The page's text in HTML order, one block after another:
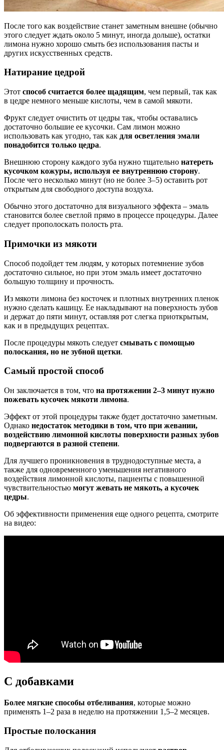
После того как воздействие станет заметным внешне (обычно
этого следует ждать около 5 минут, иногда дольше), остатки
лимона нужно хорошо смыть без использования пасты и
других искусственных средств.
Натирание цедрой
Этот способ считается более щадящим, чем первый, так как
в цедре немного меньше кислоты, чем в самой мякоти.
Фрукт следует очистить от цедры так, чтобы оставались
достаточно большие ее кусочки. Сам лимон можно
использовать как угодно, так как для осветления эмали
понадобится только цедра.
Внешнюю сторону каждого зуба нужно тщательно натереть
кусочком кожуры, используя ее внутреннюю сторону.
После чего несколько минут (но не более 3–5) оставить рот
открытым для свободного доступа воздуха.
Обычно этого достаточно для визуального эффекта – эмаль
становится более светлой прямо в процессе процедуры. Далее
следует прополоскать полость рта.
Примочки из мякоти
Способ подойдет тем людям, у которых потемнение зубов
достаточно сильное, но при этом эмаль имеет достаточно
большую толщину и прочность.
Из мякоти лимона без косточек и плотных внутренних пленок
нужно сделать кашицу. Ее накладывают на поверхность зубов
и держат до пяти минут, оставляя рот слегка приоткрытым,
как и в предыдущих рецептах.
После процедуры мякоть следует смывать с помощью
полоскания, но не зубной щетки.
Самый простой способ
Он заключается в том, что на протяжении 2–3 минут нужно
пожевать кусочек мякоти лимона.
Эффект от этой процедуры также будет достаточно заметным.
Однако недостаток методики в том, что при жевании,
воздействию лимонной кислоты поверхности разных зубов
подвергаются в разной степени.
Для лучшего проникновения в труднодоступные места, а
также для одновременного уменьшения негативного
воздействия лимонной кислоты, пациенты с повышенной
чувствительностью могут жевать не мякоть, а кусочек
цедры.
Об эффективности применения еще одного рецепта, смотрите
на видео:
C добавками
Более мягкие способы отбеливания, которые можно
применять 1–2 раза в неделю на протяжении 1,5–2 месяцев.
Простые полоскания